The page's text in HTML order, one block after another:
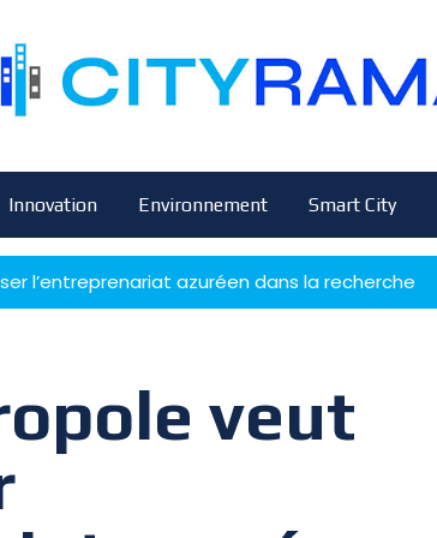
Innovation Environnement Smart City
l’entreprenariat azuréen dans la recherche
veut